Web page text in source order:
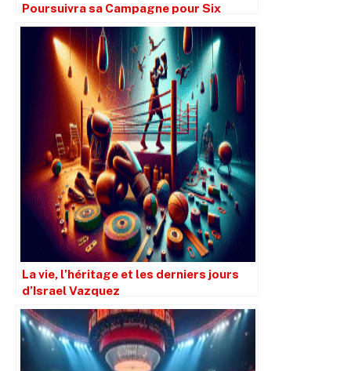
Poursuivra sa Campagne pour Six
Juges lors de Usyk-Fury II
La vie, l’héritage et les derniers jours
d’Israel Vazquez